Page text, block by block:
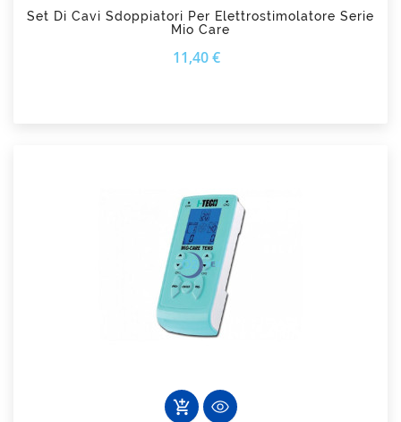
Set Di Cavi Sdoppiatori Per Elettrostimolatore Serie
Mio Care
11,40 €
add_shopping_cart